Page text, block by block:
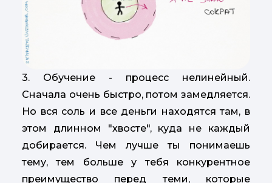
3. Обучение - процесс нелинейный.
Сначала очень быстро, потом замедляется.
Но вся соль и все деньги находятся там, в
этом длинном "хвосте", куда не каждый
добирается. Чем лучше ты понимаешь
тему, тем больше у тебя конкурентное
преимущество перед теми, которые